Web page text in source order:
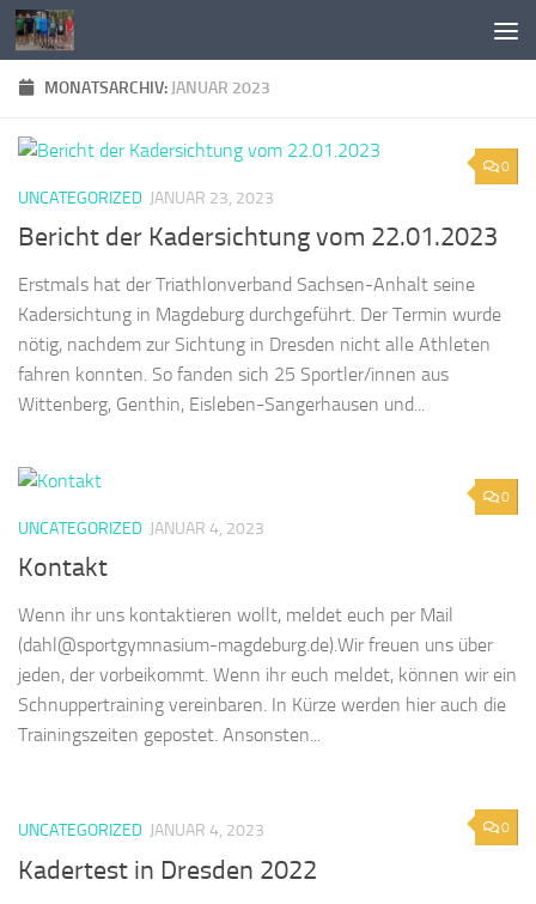
Zum Inhalt springen
MONATSARCHIV: JANUAR 2023
0
UNCATEGORIZED JANUAR 23, 2023
Bericht der Kadersichtung vom 22.01.2023
Erstmals hat der Triathlonverband Sachsen-Anhalt seine
Kadersichtung in Magdeburg durchgeführt. Der Termin wurde
nötig, nachdem zur Sichtung in Dresden nicht alle Athleten
fahren konnten. So fanden sich 25 Sportler/innen aus
Wittenberg, Genthin, Eisleben-Sangerhausen und...
0
UNCATEGORIZED JANUAR 4, 2023
Kontakt
Wenn ihr uns kontaktieren wollt, meldet euch per Mail
(dahl@sportgymnasium-magdeburg.de).Wir freuen uns über
jeden, der vorbeikommt. Wenn ihr euch meldet, können wir ein
Schnuppertraining vereinbaren. In Kürze werden hier auch die
Trainingszeiten gepostet. Ansonsten...
0
UNCATEGORIZED JANUAR 4, 2023
Kadertest in Dresden 2022